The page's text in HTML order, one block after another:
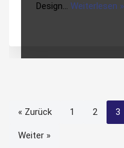
Design… Weiterlesen »
« Zurück 1 2 3
Weiter »